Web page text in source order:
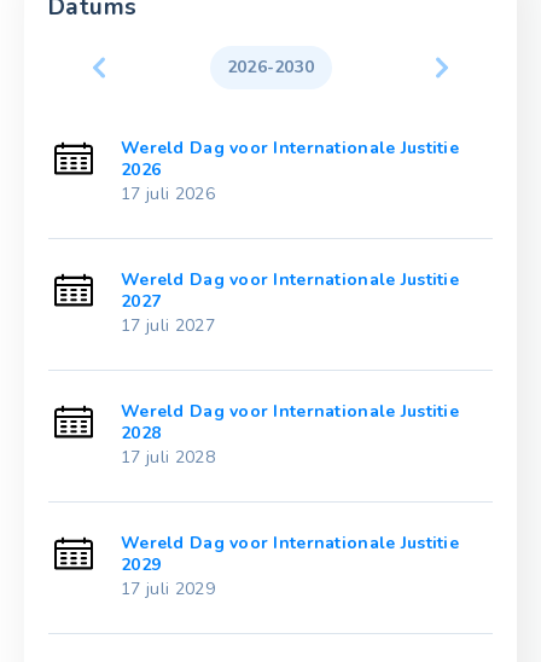
Datums
2026-2030
Wereld Dag voor Internationale Justitie
2026
17 juli 2026
Wereld Dag voor Internationale Justitie
2027
17 juli 2027
Wereld Dag voor Internationale Justitie
2028
17 juli 2028
Wereld Dag voor Internationale Justitie
2029
17 juli 2029